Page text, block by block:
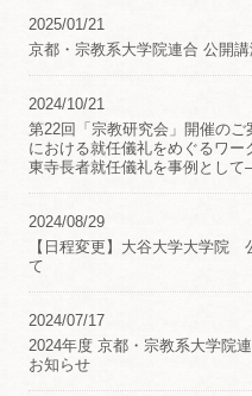
2025/01/21
京都・宗教系大学院連合 公開
2024/10/21
第22回「宗教研究会」開催のご
における就任儀礼をめぐるワ
東寺長者就任儀礼を事例とし
2024/08/29
【日程変更】大谷大学大学院
て
2024/07/17
2024年度 京都・宗教系大学院
お知らせ